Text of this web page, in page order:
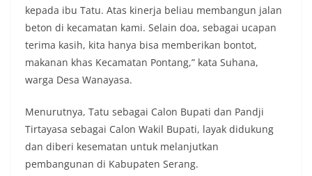
kepada ibu Tatu. Atas kinerja beliau membangun jalan
beton di kecamatan kami. Selain doa, sebagai ucapan
terima kasih, kita hanya bisa memberikan bontot,
makanan khas Kecamatan Pontang,” kata Suhana,
warga Desa Wanayasa.
Menurutnya, Tatu sebagai Calon Bupati dan Pandji
Tirtayasa sebagai Calon Wakil Bupati, layak didukung
dan diberi kesematan untuk melanjutkan
pembangunan di Kabupaten Serang.